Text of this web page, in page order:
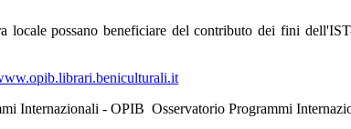
possano beneficiare del contributo dei fini
- OPIB Osservatorio Programmi